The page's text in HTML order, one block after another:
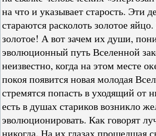
на что и указывает старость. Эти
стараются расколоть золотое
золотое! А вот зачем их души,
эволюционный путь Вселенной
неизвестно, когда на этом месте
покоя появится новая молодая
стремятся попасть в уходящий от
есть в душах стариков возникло
эволюционировать. Как говорят
никогда. На их глазах прошедшая